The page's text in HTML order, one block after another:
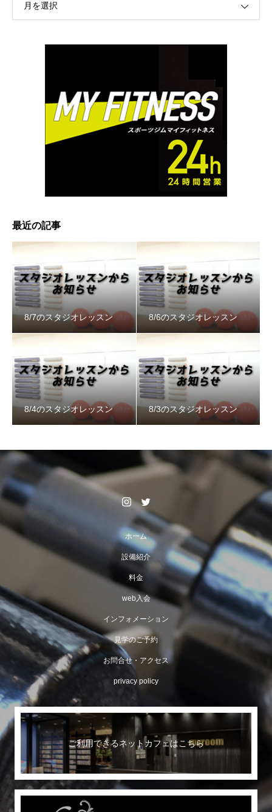
月を選択
最近の記事
8/7のスタジオレッスン 8/6のスタジオレッスン
8/4のスタジオレッスン 8/3のスタジオレッスン
ホーム
設備紹介
料金
web入会
インフォメーション
見学のご予約
お問合せ・アクセス
privacy policy
ご利用できるネットカフェはこちら